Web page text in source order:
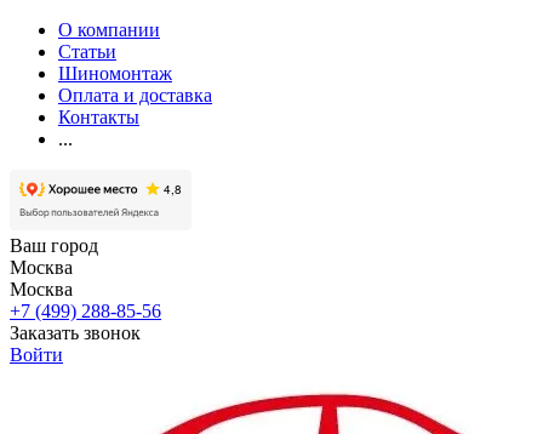
О компании
Статьи
Шиномонтаж
Оплата и доставка
Контакты
...
Ваш город
Москва
Москва
+7 (499) 288-85-56
Заказать звонок
Войти